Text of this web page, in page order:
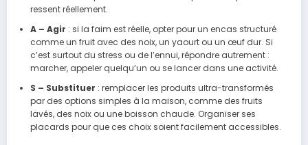
ressent réellement.
A – Agir : si la faim est réelle, opter pour un encas structuré
comme un fruit avec des noix, un yaourt ou un œuf dur. Si
c’est surtout du stress ou de l’ennui, répondre autrement :
marcher, appeler quelqu’un ou se lancer dans une activité.
S – Substituer : remplacer les produits ultra-transformés
par des options simples à la maison, comme des fruits
lavés, des noix ou une boisson chaude. Organiser ses
placards pour que ces choix soient facilement accessibles.